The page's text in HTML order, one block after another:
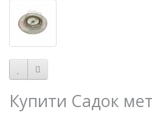
Купити Садок